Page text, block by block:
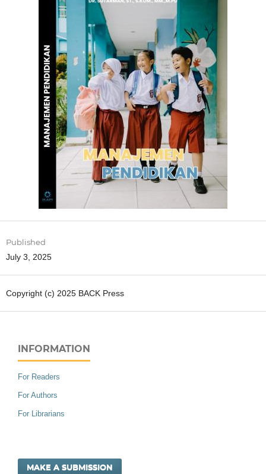
Published
July 3, 2025
Copyright (c) 2025 BACK Press
INFORMATION
For Readers
For Authors
For Librarians
MAKE A SUBMISSION